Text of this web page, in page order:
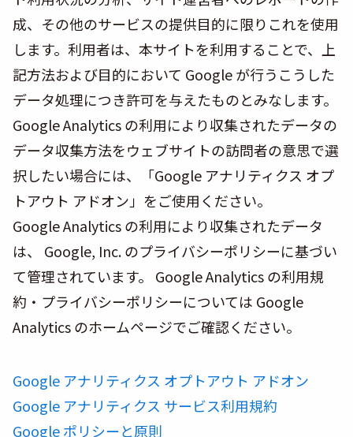
成、その他のサービスの提供目的に限りこれを使用
します。利用者は、本サイトを利用することで、上
記方法および目的において Google が行うこうした
データ処理につき許可を与えたものとみなします。
Google Analytics の利用により収集されたデータの
データ収集方法をウェブサイトの訪問者の意思で選
択したい場合には、「Google アナリティクス オプ
トアウト アドオン」をご使用ください。
Google Analytics の利用により収集されたデータ
は、 Google, Inc. のプライバシーポリシーに基づい
て管理されています。 Google Analytics の利用規
約・プライバシーポリシーについては Google
Analytics のホームページでご確認ください。
Google アナリティクス オプトアウト アドオン
Google アナリティクス サービス利用規約
Google ポリシーと原則